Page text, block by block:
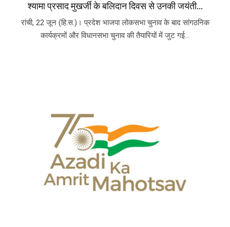
श्यामा प्रसाद मुखर्जी के बलिदान दिवस से उनकी जयंती...
रांची, 22 जून (हि.स.)। प्रदेश भाजपा लोकसभा चुनाव के बाद सांगठनिक
कार्यक्रमों और विधानसभा चुनाव की तैयारियों में जुट गई...